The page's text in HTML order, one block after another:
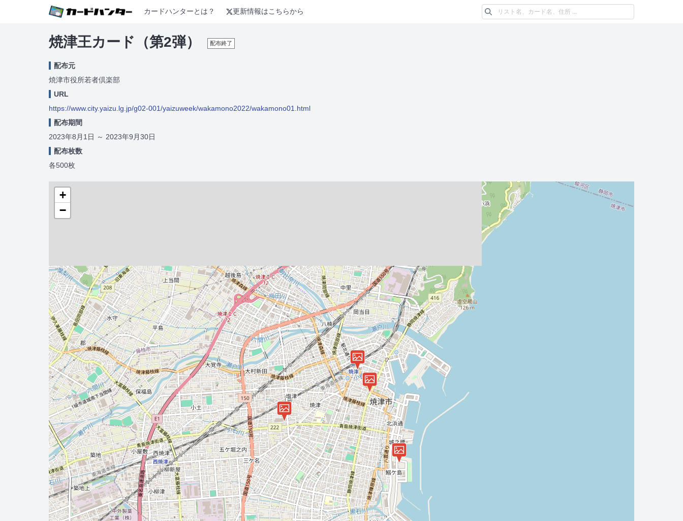
カードハンターとは？ 更新情報はこちらから
焼津王カード（第2弾） 配布終了
配布元
焼津市役所若者倶楽部
URL
https://www.city.yaizu.lg.jp/g02-001/yaizuweek/wakamono2022/wakamono01.html
配布期間
2023年8月1日 ～ 2023年9月30日
配布枚数
各500枚
+
−